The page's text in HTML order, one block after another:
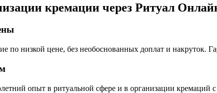
кремации через Ритуал
низкой цене, без необоснованных доплат и накруток.
опыт в ритуальной сфере и в организации